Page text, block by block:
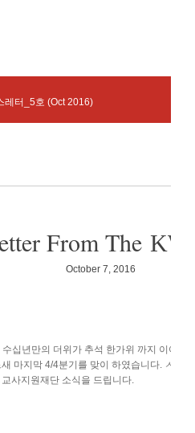
레터 _5호 (Oct 2016)
From The
October 7, 2016
수십년만의 더위가 추석 한가위 까지 이어지
마지막 4/4분기를 맞이 하였습니다. ㅅ교사
교사지원재단 소식을 드립니다.